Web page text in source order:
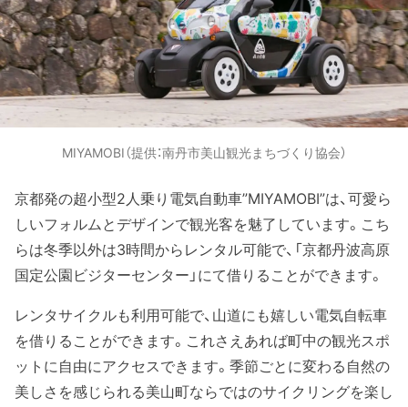
MIYAMOBI（提供：南丹市美山観光まちづくり協会）
京都発の超小型2人乗り電気自動車”MIYAMOBI”は、可愛ら
しいフォルムとデザインで観光客を魅了しています。こち
らは冬季以外は3時間からレンタル可能で、「京都丹波高原
国定公園ビジターセンター」にて借りることができます。
レンタサイクルも利用可能で、山道にも嬉しい電気自転車
を借りることができます。これさえあれば町中の観光スポ
ットに自由にアクセスできます。季節ごとに変わる自然の
美しさを感じられる美山町ならではのサイクリングを楽し